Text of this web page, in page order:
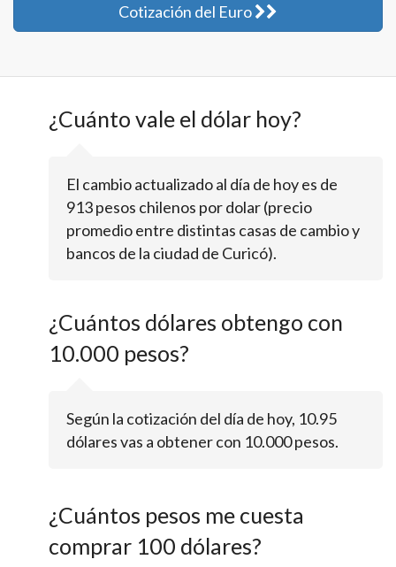
Cotización del Euro
¿Cuánto vale el dólar hoy?
El cambio actualizado al día de hoy es de
913 pesos chilenos por dolar (precio
promedio entre distintas casas de cambio y
bancos de la ciudad de Curicó).
¿Cuántos dólares obtengo con
10.000 pesos?
Según la cotización del día de hoy, 10.95
dólares vas a obtener con 10.000 pesos.
¿Cuántos pesos me cuesta
comprar 100 dólares?